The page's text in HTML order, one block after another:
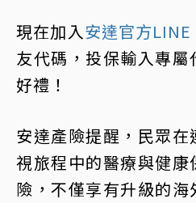
現在加入安達官方LINE
友代碼，投保輸入專
好禮！
安達產險提醒，民眾
視旅程中的醫療與健
險，不僅享有升級的